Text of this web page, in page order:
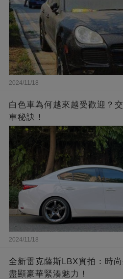
2024/11/18
白色車為何越來越受歡迎？
車秘訣！
2024/11/18
全新雷克薩斯LBX實拍：時
盡顯豪華緊湊魅力！